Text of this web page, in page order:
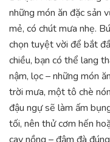
những món ăn đặc sản
mẻ, có chút mưa nhẹ.
chọn tuyệt vời để bắt
chiều, bạn có thể lang
nậm, lọc – những món
trời mưa, một tô chè
đậu ngự sẽ làm ấm
tối, nên thử cơm hến